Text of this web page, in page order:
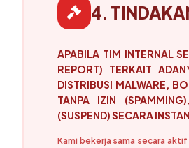
4.
APABILA TIM INTERNAL
REPORT) TERKAIT
DISTRIBUSI MALWARE,
TANPA IZIN
(SUSPEND) SECARA
Kami bekerja sama secara